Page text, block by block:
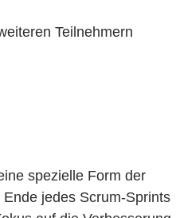
Teilnehmern
spezielle Form der
jedes Scrum-Sprints